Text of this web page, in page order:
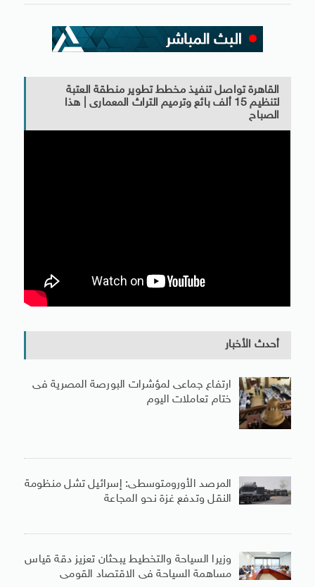
القاهرة تواصل تنفيذ مخطط تطوير منطقة العتبة
لتنظيم 15 ألف بائع وترميم التراث المعمارى | هذا
الصباح
أحدث الأخبار
ارتفاع جماعى لمؤشرات البورصة المصرية فى
ختام تعاملات اليوم
المرصد الأورومتوسطى: إسرائيل تشل منظومة
النقل وتدفع غزة نحو المجاعة
وزيرا السياحة والتخطيط يبحثان تعزيز دقة قياس
مساهمة السياحة فى الاقتصاد القومى